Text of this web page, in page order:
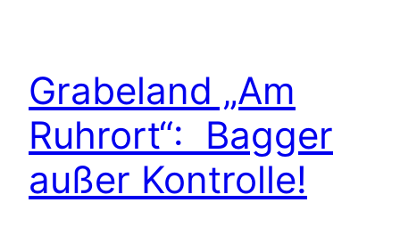
Grabeland „Am
Ruhrort“: Bagger
außer Kontrolle!